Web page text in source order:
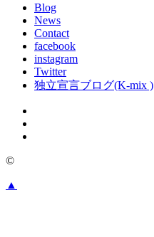
Blog
News
Contact
facebook
instagram
Twitter
独立宣言ブログ(K-mix )
©
▲